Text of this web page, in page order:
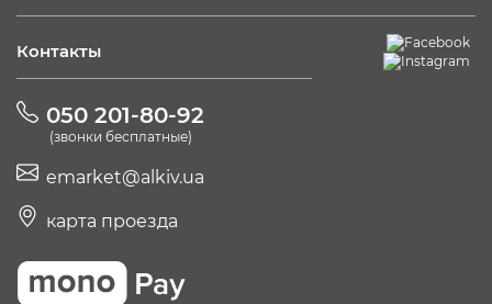
Контакты
050 201-80-92
(звонки бесплатные)
emarket@alkiv.ua
карта проезда